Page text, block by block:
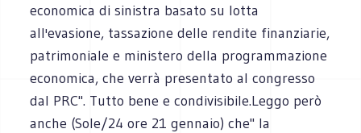
economica di sinistra basato su lotta
all'evasione, tassazione delle rendite finanziarie,
patrimoniale e ministero della programmazione
economica, che verrà presentato al congresso
dal PRC". Tutto bene e condivisibile.Leggo però
anche (Sole/24 ore 21 gennaio) che" la